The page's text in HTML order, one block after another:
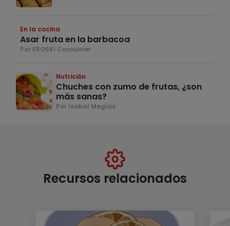
En la cocina
Asar fruta en la barbacoa
Por EROSKI Consumer
Nutrición
Chuches con zumo de frutas, ¿son
más sanas?
Por Isabel Megías
Recursos relacionados